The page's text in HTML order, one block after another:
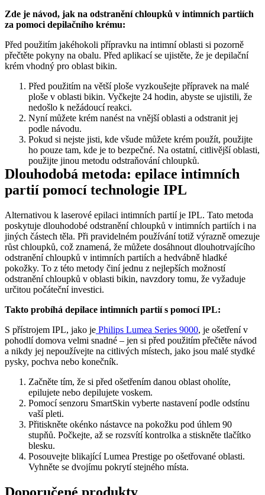
Zde je návod, jak na odstranění chloupků v intimních partiích
za pomoci depilačního krému:
Před použitím jakéhokoli přípravku na intimní oblasti si pozorně
přečtěte pokyny na obalu. Před aplikací se ujistěte, že je depilační
krém vhodný pro oblast bikin.
Před použitím na větší ploše vyzkoušejte přípravek na malé
ploše v oblasti bikin. Vyčkejte 24 hodin, abyste se ujistili, že
nedošlo k nežádoucí reakci.
Nyní můžete krém nanést na vnější oblasti a odstranit jej
podle návodu.
Pokud si nejste jisti, kde všude můžete krém použít, použijte
ho pouze tam, kde je to bezpečné. Na ostatní, citlivější oblasti,
použijte jinou metodu odstraňování chloupků.
Dlouhodobá metoda: epilace intimních
partií pomocí technologie IPL
Alternativou k laserové epilaci intimních partií je IPL. Tato metoda
poskytuje dlouhodobé odstranění chloupků v intimních partiích i na
jiných částech těla. Při pravidelném používání totiž výrazně omezuje
růst chloupků, což znamená, že můžete dosáhnout dlouhotrvajícího
odstranění chloupků v intimních partiích a hedvábně hladké
pokožky. To z této metody činí jednu z nejlepších možností
odstranění chloupků v oblasti bikin, navzdory tomu, že vyžaduje
určitou počáteční investici.
Takto probíhá depilace intimních partií s pomocí IPL:
S přístrojem IPL, jako je Philips Lumea Series 9000, je ošetření v
pohodlí domova velmi snadné – jen si před použitím přečtěte návod
a nikdy jej nepoužívejte na citlivých místech, jako jsou malé stydké
pysky, pochva nebo konečník.
Začněte tím, že si před ošetřením danou oblast oholíte,
epilujete nebo depilujete voskem.
Pomocí senzoru SmartSkin vyberte nastavení podle odstínu
vaší pleti.
Přitiskněte okénko nástavce na pokožku pod úhlem 90
stupňů. Počkejte, až se rozsvítí kontrolka a stiskněte tlačítko
blesku.
Posouvejte blikající Lumea Prestige po ošetřované oblasti.
Vyhněte se dvojímu pokrytí stejného místa.